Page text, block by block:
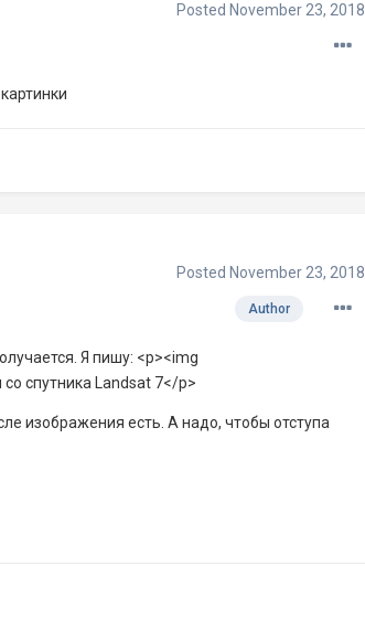
Posted November 23, 2018
Posted November 23, 2018
Author
Я пишу: <p><img
спутника Landsat 7</p>
изображения есть. А надо, чтобы отступа